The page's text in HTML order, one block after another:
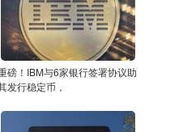
磅！IBM与6家银行签署协议助
发行稳定币，